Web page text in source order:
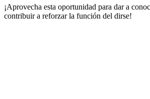
¡Aprovecha esta oportunidad para dar a
contribuir a reforzar la función del dirse!